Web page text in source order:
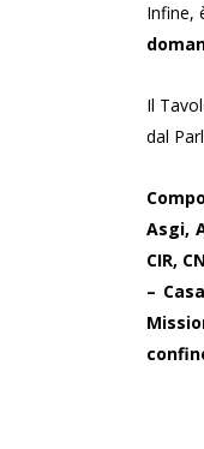
Infine,
Il
dal
Asgi,
CIR,
–